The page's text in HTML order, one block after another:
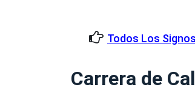
Todos Los
Carrera de